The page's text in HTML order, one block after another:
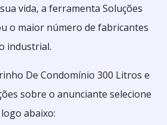
vida, a ferramenta Soluções
o maior número de fabricantes
industrial.
De Condomínio 300 Litros e
sobre o anunciante selecione
abaixo: